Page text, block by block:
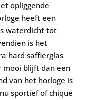
opliggende
heeft een
waterdicht tot
is het
hard saffierglas
mooi blijft dan een
van het horloge is
sportief of chique